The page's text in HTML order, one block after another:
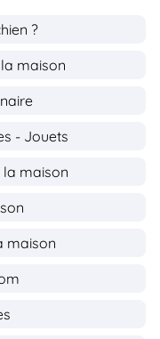
?
maison
- Jouets
la maison
maison